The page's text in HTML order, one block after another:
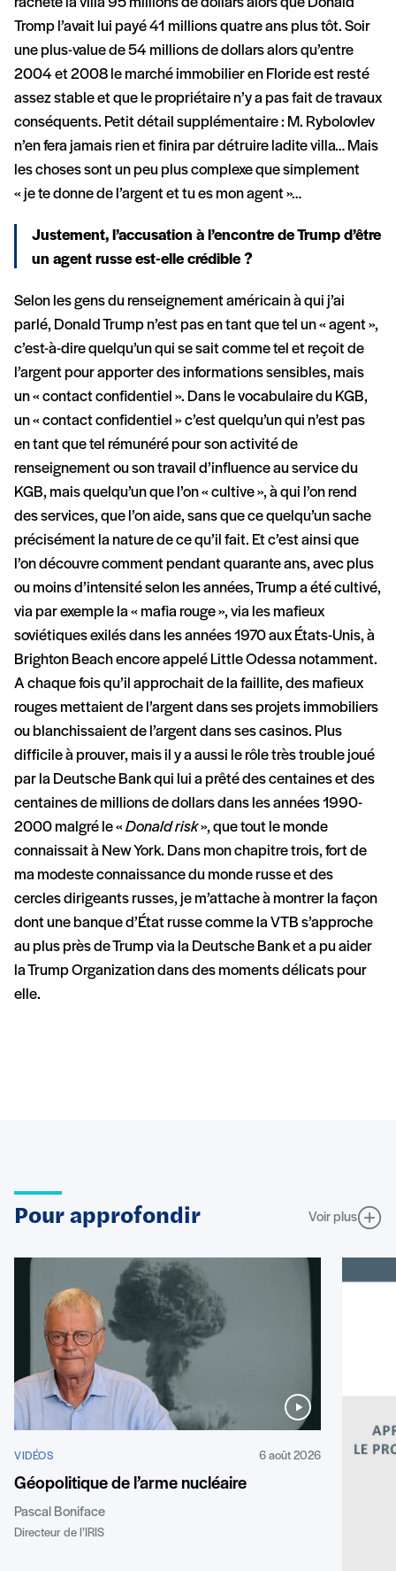
Tromp l’avait lui payé 41 millions quatre ans plus tôt. Soir
une plus-value de 54 millions de dollars alors qu’entre
2004 et 2008 le marché immobilier en Floride est resté
assez stable et que le propriétaire n’y a pas fait de travaux
conséquents. Petit détail supplémentaire : M. Rybolovlev
n’en fera jamais rien et finira par détruire ladite villa… Mais
les choses sont un peu plus complexe que simplement
« je te donne de l’argent et tu es mon agent »…
Justement, l’accusation à l’encontre de Trump d’être
un agent russe est-elle crédible ?
Selon les gens du renseignement américain à qui j’ai
parlé, Donald Trump n’est pas en tant que tel un « agent »,
c’est-à-dire quelqu’un qui se sait comme tel et reçoit de
l’argent pour apporter des informations sensibles, mais
un « contact confidentiel ». Dans le vocabulaire du KGB,
un « contact confidentiel » c’est quelqu’un qui n’est pas
en tant que tel rémunéré pour son activité de
renseignement ou son travail d’influence au service du
KGB, mais quelqu’un que l’on « cultive », à qui l’on rend
des services, que l’on aide, sans que ce quelqu’un sache
précisément la nature de ce qu’il fait. Et c’est ainsi que
l’on découvre comment pendant quarante ans, avec plus
ou moins d’intensité selon les années, Trump a été cultivé,
via par exemple la « mafia rouge », via les mafieux
soviétiques exilés dans les années 1970 aux États-Unis, à
Brighton Beach encore appelé Little Odessa notamment.
A chaque fois qu’il approchait de la faillite, des mafieux
rouges mettaient de l’argent dans ses projets immobiliers
ou blanchissaient de l’argent dans ses casinos. Plus
difficile à prouver, mais il y a aussi le rôle très trouble joué
par la Deutsche Bank qui lui a prêté des centaines et des
centaines de millions de dollars dans les années 1990-
2000 malgré le « Donald risk», que tout le monde
connaissait à New York. Dans mon chapitre trois, fort de
ma modeste connaissance du monde russe et des
cercles dirigeants russes, je m’attache à montrer la façon
dont une banque d’État russe comme la VTB s’approche
au plus près de Trump via la Deutsche Bank et a pu aider
la Trump Organization dans des moments délicats pour
elle.
Pour approfondir Voir plus
VIDÉOS 6 août 2026
Géopolitique de l’arme nucléaire
Pascal Boniface
Directeur de l’IRIS